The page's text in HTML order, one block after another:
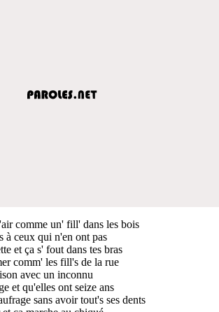
comme un' fill' dans les bois
à ceux qui n'en ont pas
et ça s' fout dans tes bras
comm' les fill's de la rue
avec un inconnu
et qu'elles ont seize ans
sans avoir tout's ses dents